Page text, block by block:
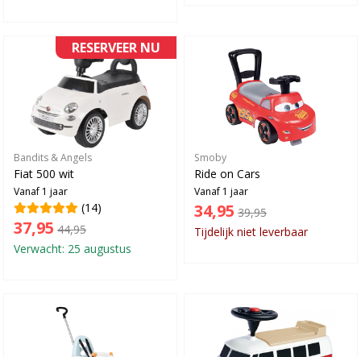
RESERVEER NU
Bandits & Angels
Fiat 500 wit
Vanaf 1 jaar
(14)
37,95 44,95
Verwacht: 25 augustus
Smoby
Ride on Cars
Vanaf 1 jaar
34,95 39,95
Tijdelijk niet leverbaar